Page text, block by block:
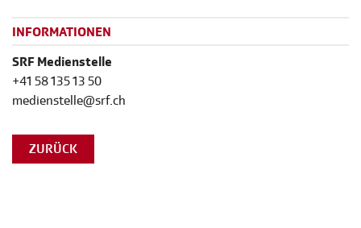
INFORMATIONEN
SRF Medienstelle
+41 58 135 13 50
medienstelle@srf.ch
ZURÜCK